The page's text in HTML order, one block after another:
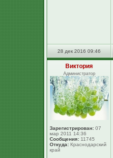
28 дек 2016 09:46
Виктория
Администратор
Зарегистрирован: 07
мар 2011 14:36
Сообщения: 11745
Откуда: Краснодарский
край